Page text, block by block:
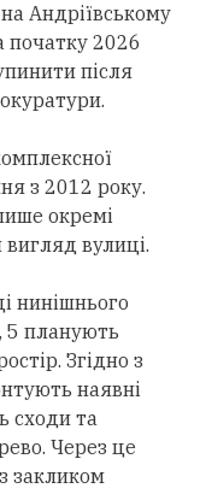
Андріївському
початку 2026
після
з 2012 року.
окремі
вигляд вулиці.
нинішнього
5 планують
Згідно з
наявні
сходи та
Через це
закликом